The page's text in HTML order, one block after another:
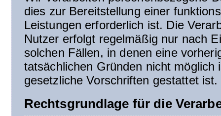
dies zur Bereitstellung einer
Leistungen erforderlich ist. Die
Nutzer erfolgt regelmäßig nur nach
solchen Fällen, in denen eine
tatsächlichen Gründen nicht
gesetzliche Vorschriften gestattet ist.
Rechtsgrundlage für die